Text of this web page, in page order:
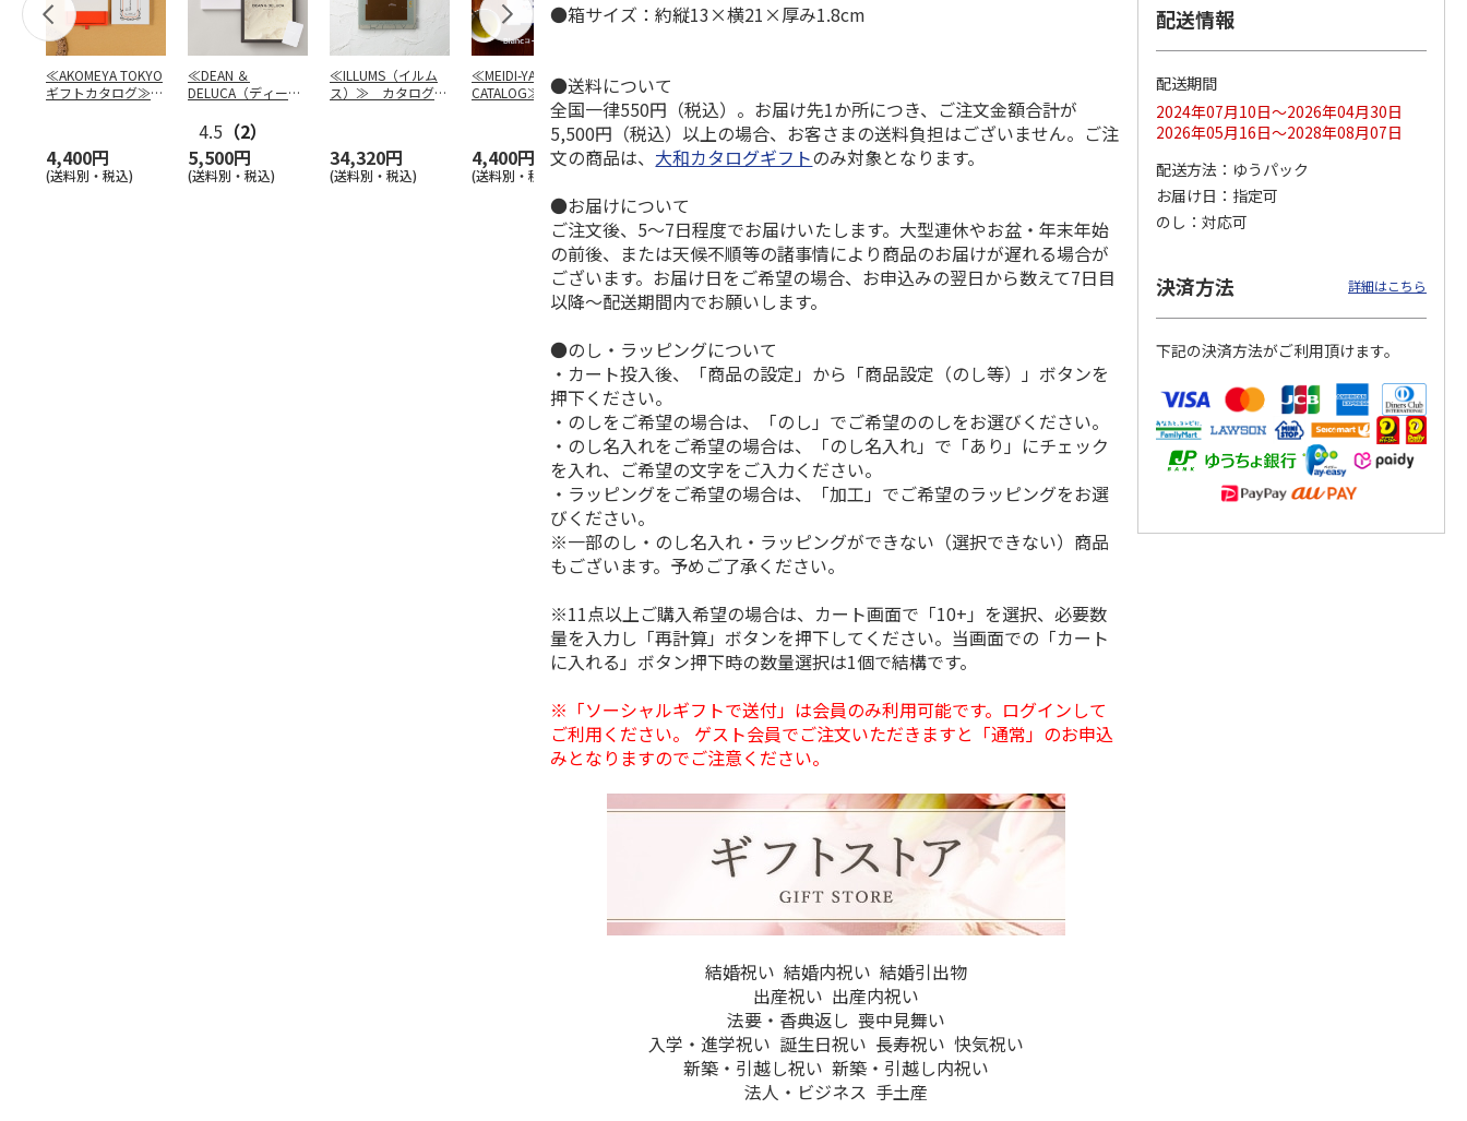
≪AKOMEYA TOKYO
ギフトカタログ≫
4,400円
(送料別・税込)
≪DEAN ＆
DELUCA（ディーン
…
4.5 （2）
5,500円
(送料別・税込)
≪ILLUMS（イルム
ス）≫ カタログギ
34,320円
(送料別・税込)
≪MEIDI-YA GIFT
CATALOG≫ Blanc…
4,400円
(送料別・税込)
ポンを贈る】 カタ
ログギフト 栄（さ
かえ…
4,290円
S…
60,500円
ログギフト 詩（う
た）
6,490円
Sp…
5.0 （1）
≪Mistral(ミストラ
ル)≫ カードカタ
ログギフト ソ…
3,080円
(送料別・税込)
しずく
●箱サイズ：約縦13×横21×厚み1.8cm
●送料について
全国一律550円（税込）。お届け先1か所につき、ご注文金額合計が
5,500円（税込）以上の場合、お客さまの送料負担はございません。ご注
文の商品は、 大和カタログギフトのみ対象となります。
●お届けについて
ご注文後、5～7日程度でお届けいたします。大型連休やお盆・年末年始
の前後、または天候不順等の諸事情により商品のお届けが遅れる場合が
ございます。お届け日をご希望の場合、お申込みの翌日から数えて7日目
以降～配送期間内でお願いします。
●のし・ラッピングについて
・カート投入後、「商品の設定」から「商品設定（のし等）」ボタンを
押下ください。
・のしをご希望の場合は、「のし」でご希望ののしをお選びください。
・のし名入れをご希望の場合は、「のし名入れ」で「あり」にチェック
を入れ、ご希望の文字をご入力ください。
・ラッピングをご希望の場合は、「加工」でご希望のラッピングをお選
びください。
※一部のし・のし名入れ・ラッピングができない（選択できない）商品
もございます。予めご了承ください。
※11点以上ご購入希望の場合は、カート画面で「10+」を選択、必要数
量を入力し「再計算」ボタンを押下してください。当画面での「カート
に入れる」ボタン押下時の数量選択は1個で結構です。
※「ソーシャルギフトで送付」は会員のみ利用可能です。ログインして
ご利用ください。 ゲスト会員でご注文いただきますと「通常」のお申込
みとなりますのでご注意ください。
結婚祝い 結婚内祝い 結婚引出物
出産祝い 出産内祝い
法要・香典返し 喪中見舞い
入学・進学祝い 誕生日祝い 長寿祝い 快気祝い
新築・引越し祝い 新築・引越し内祝い
法人・ビジネス 手土産
配送情報
配送期間
2024年07月10日～2026年04月30日
2026年05月16日～2028年08月07日
配送方法
ゆうパック
お届け日
指定可
のし
対応可
決済方法 詳細はこちら
下記の決済方法がご利用頂けます。